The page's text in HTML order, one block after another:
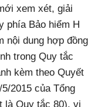
xem xét, giải
phía Bảo hiểm H
nội dung hợp đồng
trong Quy tắc
kèm theo Quyết
2015 của Tổng
là Quy tắc 80), vi